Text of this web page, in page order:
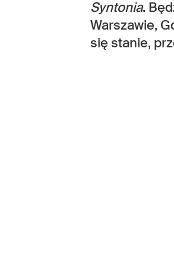
Syntonia.
Warszawie,
się stanie,